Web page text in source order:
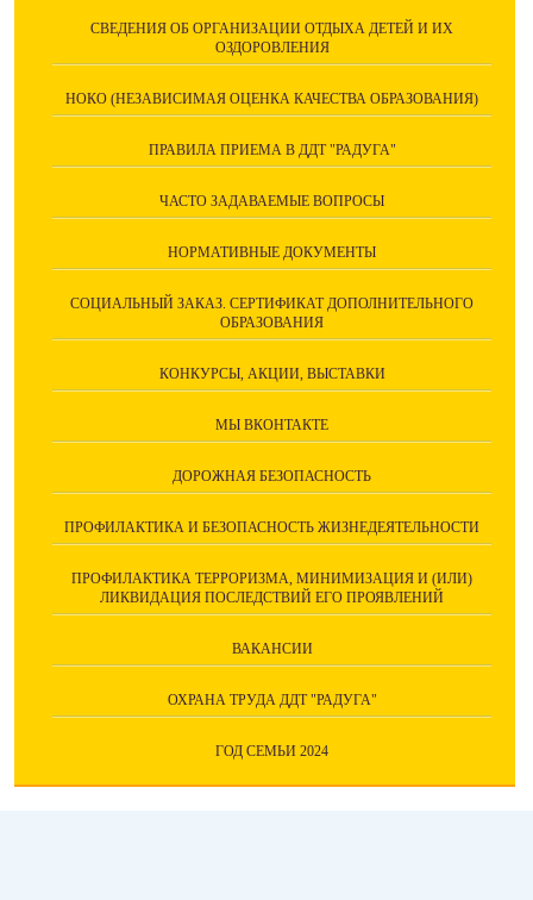
СВЕДЕНИЯ ОБ ОРГАНИЗАЦИИ ОТДЫХА ДЕТЕЙ И ИХ
ОЗДОРОВЛЕНИЯ
НОКО (НЕЗАВИСИМАЯ ОЦЕНКА КАЧЕСТВА ОБРАЗОВАНИЯ)
ПРАВИЛА ПРИЕМА В ДДТ "РАДУГА"
ЧАСТО ЗАДАВАЕМЫЕ ВОПРОСЫ
НОРМАТИВНЫЕ ДОКУМЕНТЫ
СОЦИАЛЬНЫЙ ЗАКАЗ. СЕРТИФИКАТ ДОПОЛНИТЕЛЬНОГО
ОБРАЗОВАНИЯ
КОНКУРСЫ, АКЦИИ, ВЫСТАВКИ
МЫ ВКОНТАКТЕ
ДОРОЖНАЯ БЕЗОПАСНОСТЬ
ПРОФИЛАКТИКА И БЕЗОПАСНОСТЬ ЖИЗНЕДЕЯТЕЛЬНОСТИ
ПРОФИЛАКТИКА ТЕРРОРИЗМА, МИНИМИЗАЦИЯ И (ИЛИ)
ЛИКВИДАЦИЯ ПОСЛЕДСТВИЙ ЕГО ПРОЯВЛЕНИЙ
ВАКАНСИИ
ОХРАНА ТРУДА ДДТ "РАДУГА"
ГОД СЕМЬИ 2024